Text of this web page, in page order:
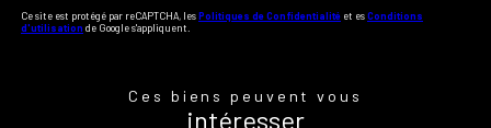
Ce site est protégé par reCAPTCHA, lesPolitiques de Confidentialité et esConditions
d'utilisation de Google s'appliquent.
Ces biens peuvent vous
intéresser